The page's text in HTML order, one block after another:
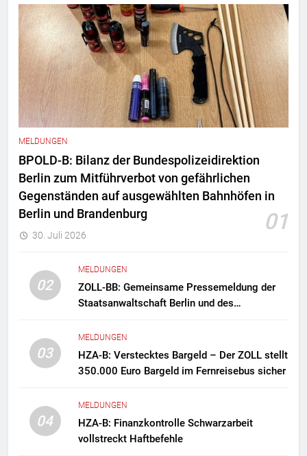
MELDUNGEN
BPOLD-B: Bilanz der Bundespolizeidirektion
Berlin zum Mitführverbot von gefährlichen
Gegenständen auf ausgewählten Bahnhöfen in
Berlin und Brandenburg
01
30. Juli 2026
02
MELDUNGEN
ZOLL-BB: Gemeinsame Pressemeldung der
Staatsanwaltschaft Berlin und des
Zollfahndung hebt mutmaßliches
Drogenlabor aus
03
MELDUNGEN
HZA-B: Verstecktes Bargeld – Der ZOLL stellt
350.000 Euro Bargeld im Fernreisebus sicher
04
MELDUNGEN
HZA-B: Finanzkontrolle Schwarzarbeit
vollstreckt Haftbefehle